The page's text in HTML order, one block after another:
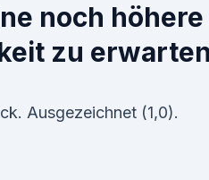
noch höhere
zu
Ausgezeichnet (1,0).